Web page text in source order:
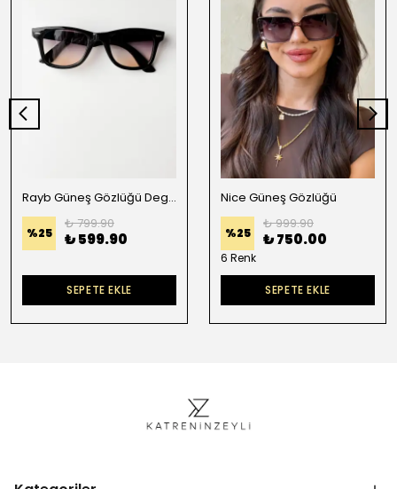
Rayb Güneş Gözlüğü Degradeli Siyah
%25
₺ 799.90
₺ 599.90
SEPETE EKLE
Nice Güneş Gözlüğü
%25
₺ 999.90
₺ 750.00
6 Renk
SEPETE EKLE